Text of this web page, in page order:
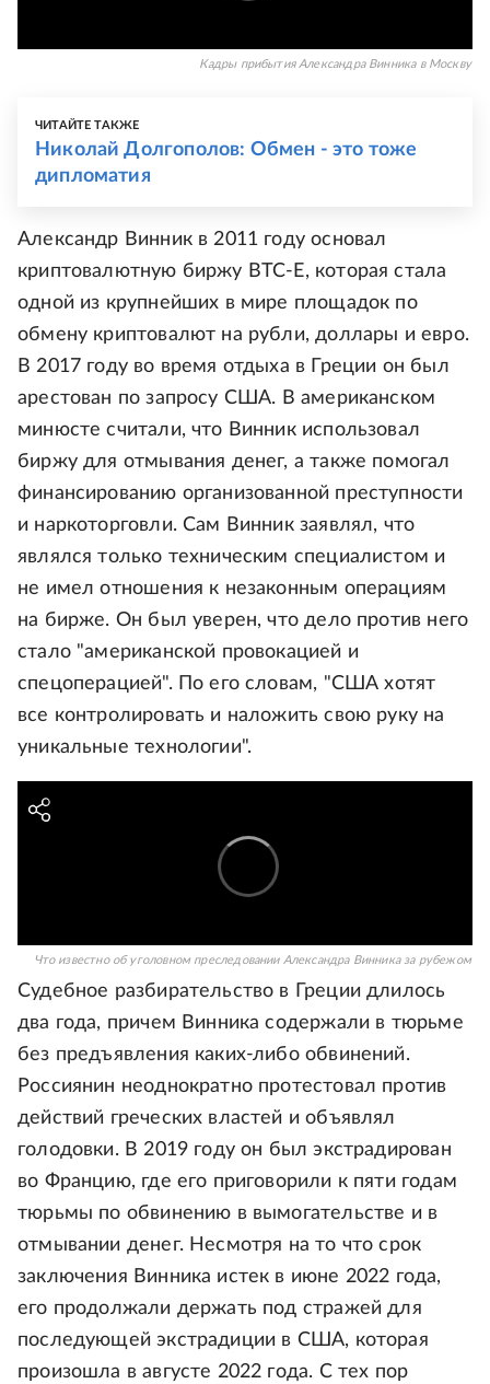
Кадры прибытия Александра Винника в Москву
ЧИТАЙТЕ ТАКЖЕ
Николай Долгополов: Обмен - это тоже
дипломатия
Александр Винник в 2011 году основал
криптовалютную биржу BTC-E, которая стала
одной из крупнейших в мире площадок по
обмену криптовалют на рубли, доллары и евро.
В 2017 году во время отдыха в Греции он был
арестован по запросу США. В американском
минюсте считали, что Винник использовал
биржу для отмывания денег, а также помогал
финансированию организованной преступности
и наркоторговли. Сам Винник заявлял, что
являлся только техническим специалистом и
не имел отношения к незаконным операциям
на бирже. Он был уверен, что дело против него
стало "американской провокацией и
спецоперацией". По его словам, "США хотят
все контролировать и наложить свою руку на
уникальные технологии".
Что известно об уголовном преследовании Александра Винника за рубежом
Судебное разбирательство в Греции длилось
два года, причем Винника содержали в тюрьме
без предъявления каких-либо обвинений.
Россиянин неоднократно протестовал против
действий греческих властей и объявлял
голодовки. В 2019 году он был экстрадирован
во Францию, где его приговорили к пяти годам
тюрьмы по обвинению в вымогательстве и в
отмывании денег. Несмотря на то что срок
заключения Винника истек в июне 2022 года,
его продолжали держать под стражей для
последующей экстрадиции в США, которая
произошла в августе 2022 года. С тех пор